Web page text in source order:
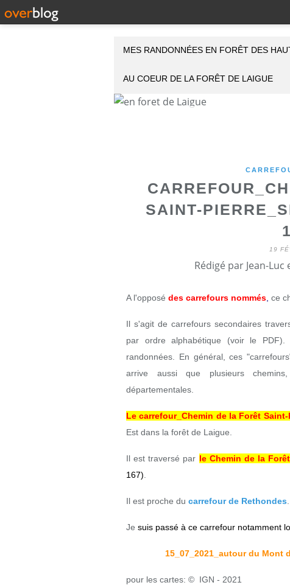
MES RANDONNÉES EN FORÊT DES
AU COEUR DE LA FORÊT DE LAIGUE
SAINT-
19
Rédigé par Jean-
A l'opposé des carrefours nommés ce
Il s'agit de carrefours secondaires
par ordre alphabétique (voir le
randonnées. En général, ces
arrive aussi que plusieurs
départementales.
Le carrefour_Chemin de la Forêt
Est dans la forêt de Laigue.
Il est traversé par le Chemin de la
167)
Il est proche du carrefour de Rethondes
Je suis passé à ce carrefour notamment
15_07_2021_autour du
pour les cartes: © IGN - 2021